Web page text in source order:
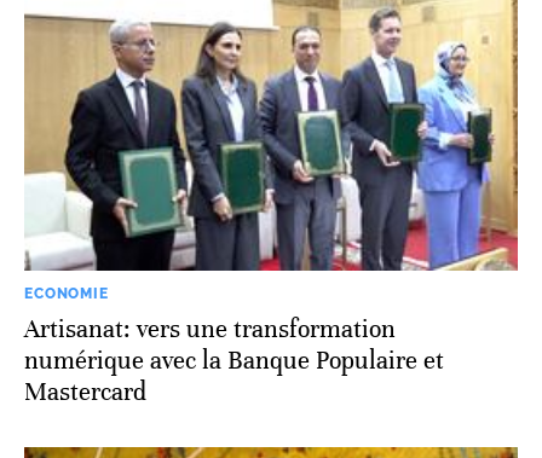
ECONOMIE
Artisanat: vers une transformation
numérique avec la Banque Populaire et
Mastercard